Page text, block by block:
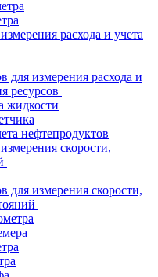
расхода и учета
для измерения расхода и
ресурсов
жидкости
нефтепродуктов
скорости,
для измерения скорости,